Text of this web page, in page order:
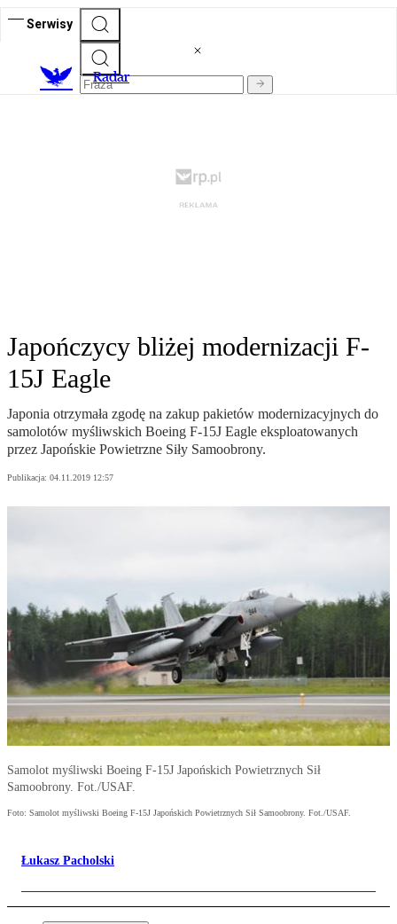
Serwisy
Radar
Japończycy bliżej modernizacji F-
15J Eagle
Japonia otrzymała zgodę na zakup pakietów modernizacyjnych do
samolotów myśliwskich Boeing F-15J Eagle eksploatowanych
przez Japońskie Powietrzne Siły Samoobrony.
Publikacja: 04.11.2019 12:57
Samolot myśliwski Boeing F-15J Japońskich Powietrznych Sił
Samoobrony. Fot./USAF.
Foto: Samolot myśliwski Boeing F-15J Japońskich Powietrznych Sił Samoobrony. Fot./USAF.
Łukasz Pacholski